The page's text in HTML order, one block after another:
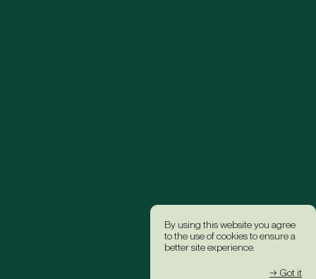
By using this website you agree
to the use of cookies to ensure a
better site experience.
→ Got it